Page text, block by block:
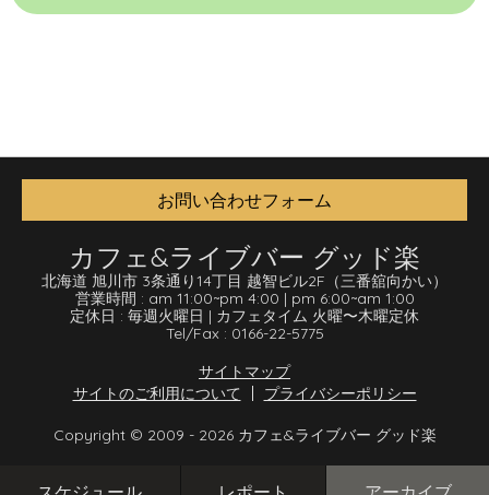
お問い合わせフォーム
カフェ&ライブバー グッド楽
北海道 旭川市 3条通り14丁目 越智ビル2F （三番舘向かい）
営業時間 : am 11:00~pm 4:00 | pm 6:00~am 1:00
定休日 : 毎週火曜日 | カフェタイム 火曜〜木曜定休
Tel/Fax : 0166-22-5775
サイトマップ
サイトのご利用について
プライバシーポリシー
Copyright © 2009 - 2026 カフェ&ライブバー グッド楽